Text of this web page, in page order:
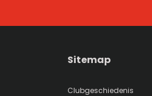
Sitemap
Clubgeschiedenis